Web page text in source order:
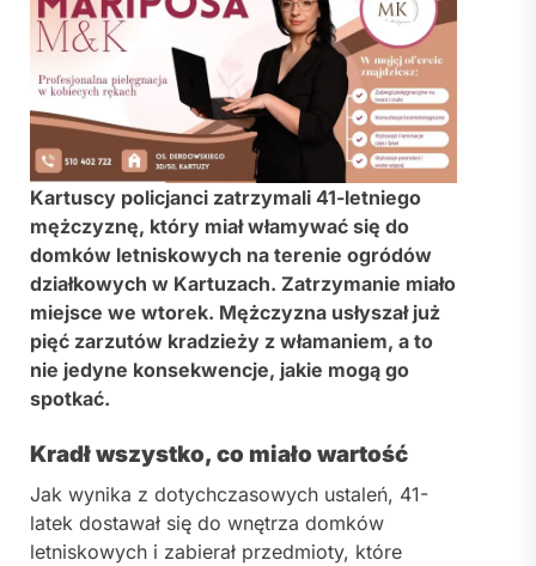
Kartuscy policjanci zatrzymali 41-letniego
mężczyznę, który miał włamywać się do
domków letniskowych na terenie ogródów
działkowych w Kartuzach. Zatrzymanie miało
miejsce we wtorek. Mężczyzna usłyszał już
pięć zarzutów kradzieży z włamaniem, a to
nie jedyne konsekwencje, jakie mogą go
spotkać.
Kradł wszystko, co miało wartość
Jak wynika z dotychczasowych ustaleń, 41-
latek dostawał się do wnętrza domków
letniskowych i zabierał przedmioty, które